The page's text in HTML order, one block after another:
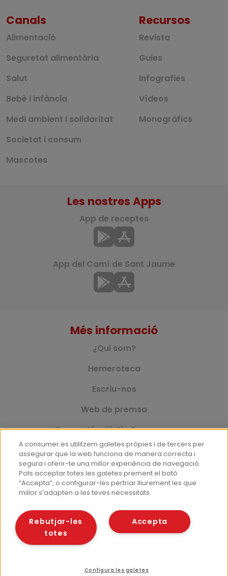
Canals
Alimentació
Seguretat alimentària
Salut
Bebè i infància
Medi ambient i solidaritat
Societat i consum
Mascotes
Recursos
Revista
Guies
Infografies
Vídeos
Monogràfics
Més informació
¿Qui som?
Hemeroteca
Escriu-nos
Web de premsa
Corpus Lingüístic Consumer
Les nostres Apps
App de receptes
App del Camí de Sant Jaume
© Fundació EROSKI
Avís legalPolítica de protecció de dades
A consumer.es utilitzem galetes pròpies i de tercers per
assegurar que la web funciona de manera correcta i
segura i oferir-te una millor experiència de navegació.
Pots acceptar totes les galetes prement el botó
“Accepta”, o configurar-les pertriar lliurement les que
millor s’adapten a les teves necessitats.
Accepta
Rebutjar-les
totes
Configura les galetes